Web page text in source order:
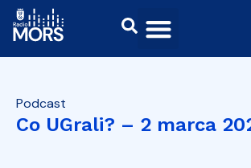
Podcast
Co UGrali? – 2 marca